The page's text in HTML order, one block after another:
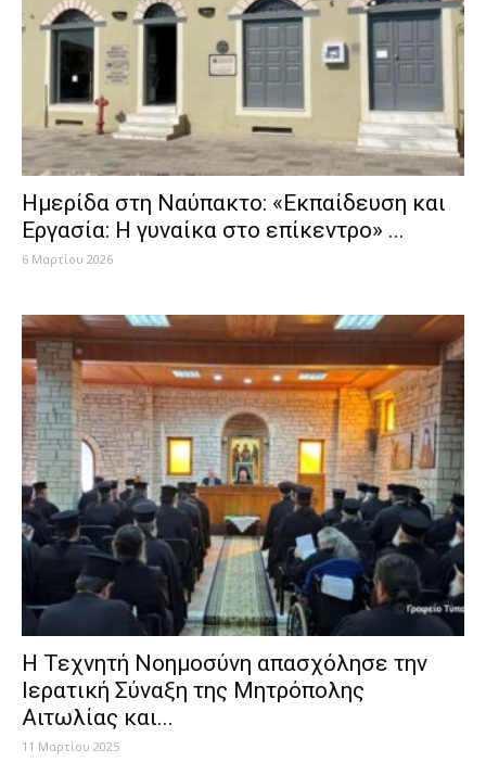
Ημερίδα στη Ναύπακτο: «Εκπαίδευση και
Εργασία: Η γυναίκα στο επίκεντρο» ...
6 Μαρτίου 2026
H Τεχνητή Νοημοσύνη απασχόλησε την
Ιερατική Σύναξη της Μητρόπολης
Αιτωλίας και...
11 Μαρτίου 2025